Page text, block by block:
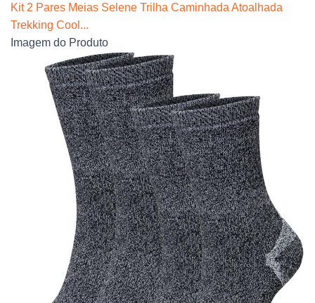
Kit 2 Pares Meias Selene Trilha Caminhada Atoalhada
Trekking Cool...
Imagem do Produto